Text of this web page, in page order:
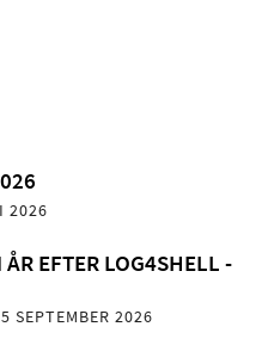
2026
EFTER LOG4SHELL -
SEPTEMBER 2026